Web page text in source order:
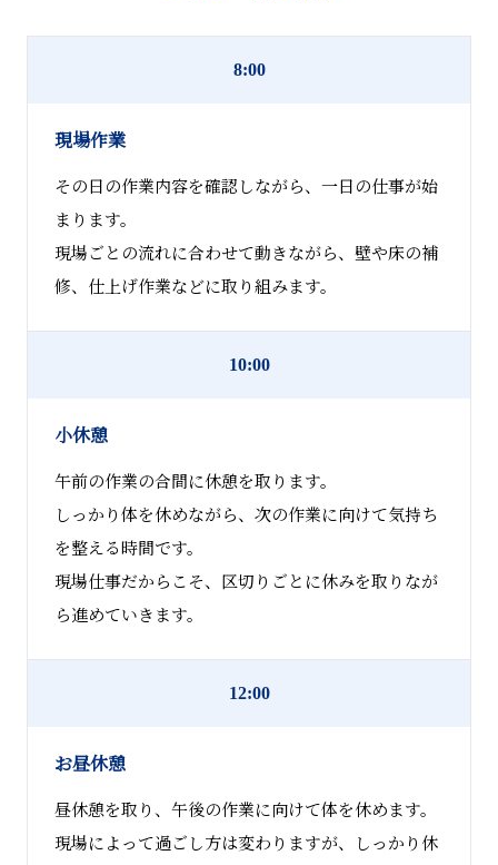
8:00
現場作業
その日の作業内容を確認しながら、一日の仕事が始
まります。
現場ごとの流れに合わせて動きながら、壁や床の補
修、仕上げ作業などに取り組みます。
10:00
小休憩
午前の作業の合間に休憩を取ります。
しっかり体を休めながら、次の作業に向けて気持ち
を整える時間です。
現場仕事だからこそ、区切りごとに休みを取りなが
ら進めていきます。
12:00
お昼休憩
昼休憩を取り、午後の作業に向けて体を休めます。
現場によって過ごし方は変わりますが、しっかり休